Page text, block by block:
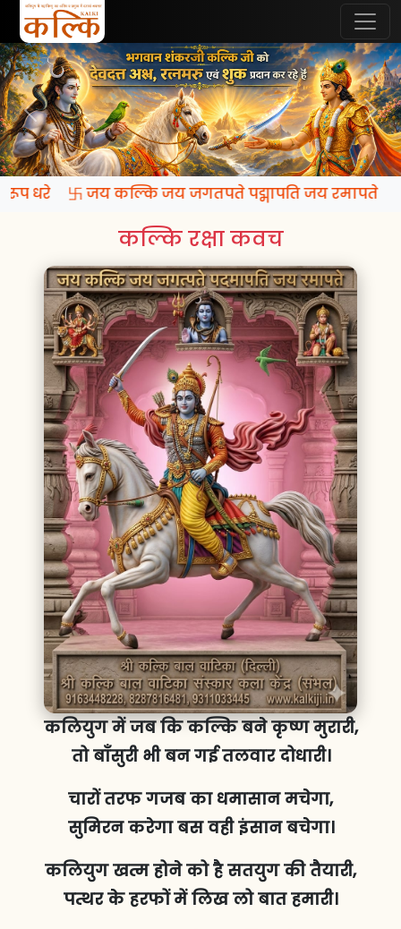
धरे 卐 जय कल्कि जय जगतपते पद्मापति जय रमापते
कल्कि रक्षा कवच
कलियुग में जब कि कल्कि बने कृष्ण मुरारी,
तो बाँसुरी भी बन गई तलवार दोधारी।
चारों तरफ गजब का धमासान मचेगा,
सुमिरन करेगा बस वही इंसान बचेगा।
कलियुग खत्म होने को है सतयुग की तैयारी,
पत्थर के हरफों में लिख लो बात हमारी।